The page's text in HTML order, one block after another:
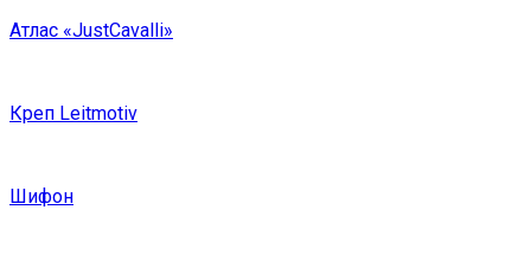
Атлас «JustCavalli»
Креп Leitmotiv
Шифон